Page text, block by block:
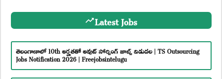
Latest Jobs
తెలంగాణాలో 10th అర్హతతో అవుట్ సోర్సింగ్ జాబ్స్ విడుదల | TS Outsourcing
Jobs Notification 2026 | Freejobsintelugu